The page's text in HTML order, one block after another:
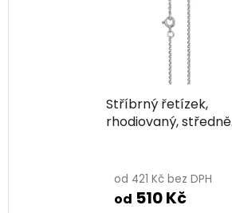
Stříbrný řetízek,
rhodiovaný, středně
od 421 Kč bez DPH
od 510 Kč